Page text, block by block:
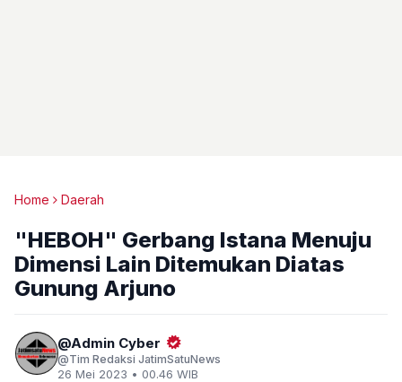
Home Daerah
"HEBOH" Gerbang Istana Menuju
Dimensi Lain Ditemukan Diatas
Gunung Arjuno
Admin Cyber
Tim Redaksi JatimSatuNews
26 Mei 2023 • 00.46 WIB